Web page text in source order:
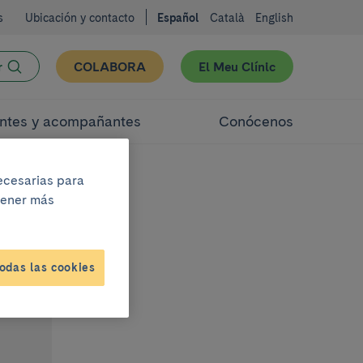
Ubicación y contacto Español Català English
COLABORA El Meu Clínic
y acompañantes Conócenos
para
más
las cookies